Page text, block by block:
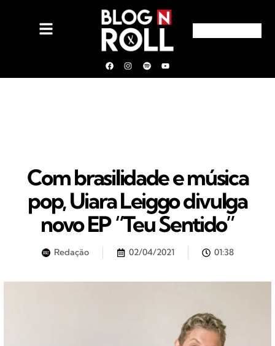
Com brasilidade e música
pop, Uiara Leiggo divulga
novo EP “Teu Sentido”
Redação 02/04/2021 01:38